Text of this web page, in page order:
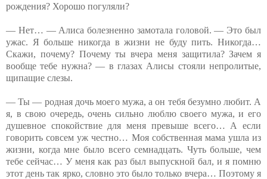
рождения? Хорошо погуляли?
— Нет… — Алиса болезненно замотала головой. — Это был
ужас. Я больше никогда в жизни не буду пить. Никогда…
Скажи, почему? Почему ты вчера меня защитила? Зачем я
вообще тебе нужна? — в глазах Алисы стояли непролитые,
щипащие слезы.
— Ты — родная дочь моего мужа, а он тебя безумно любит. А
я, в свою очередь, очень сильно люблю своего мужа, и его
душевное спокойствие для меня превыше всего… А если
говорить совсем уж честно… Моя собственная мама ушла из
жизни, когда мне было всего семнадцать. Чуть больше, чем
тебе сейчас… У меня как раз был выпускной бал, и я помню
этот день так ярко, словно это было только вчера… Поэтому я